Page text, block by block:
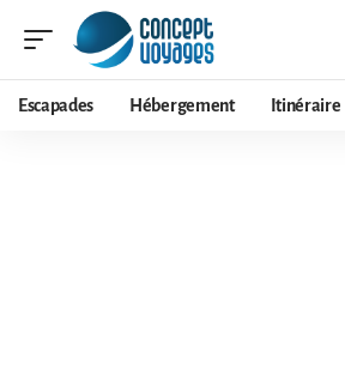
Escapades Hébergement Itinéraire